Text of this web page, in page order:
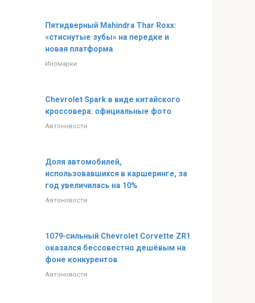
Пятидверный Mahindra Thar Roxx:
«стиснутые зубы» на передке и
новая платформа
Иномарки
Chevrolet Spark в виде китайского
кроссовера: официальные фото
Автоновости
Доля автомобилей,
использовавшихся в каршеринге, за
год увеличилась на 10%
Автоновости
1079-сильный Chevrolet Corvette ZR1
оказался бессовестно дешёвым на
фоне конкурентов
Автоновости